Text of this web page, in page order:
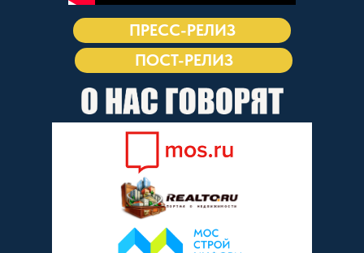
ПРЕСС-РЕЛИЗ
ПОСТ-РЕЛИЗ